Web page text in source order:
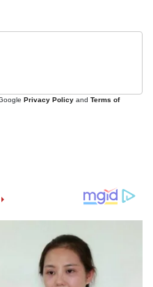
Privacy Policy and Terms of